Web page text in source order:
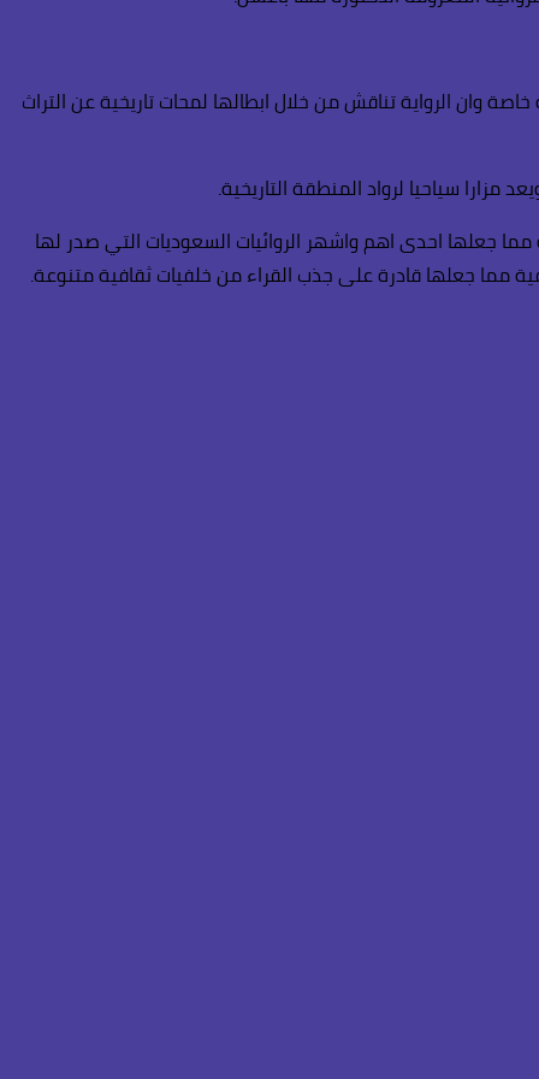
وان الرواية تناقش من خلال ابطالها لمحات تاريخية عن التراث
جعلها احدى اهم واشهر الروائيات السعوديات التي صدر لها
مما جعلها قادرة على جذب القراء من خلفيات ثقافية متنوعة.